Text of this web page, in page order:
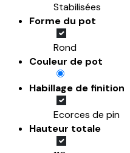
Stabilisées
Forme du pot
Rond
Couleur de pot
Habillage de finition
Ecorces de pin
Hauteur totale